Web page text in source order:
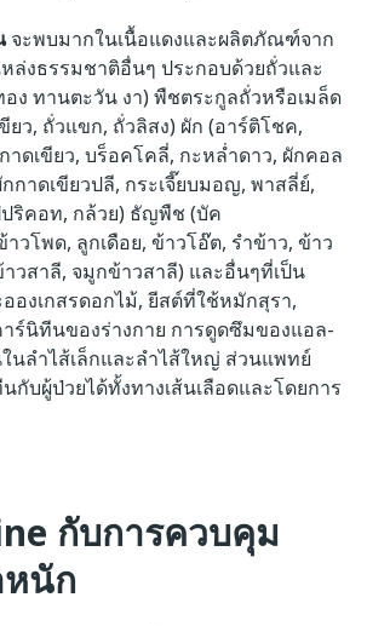
จะพบมากในเนื้อแดงและผลิตภัณฑ์จาก
ล่งธรรมชาติอื่นๆ ประกอบด้วยถั่วและ
ง ทานตะวัน งา) พืชตระกูลถั่วหรือเมล็ด
ยว, ถั่วแขก, ถั่วลิสง) ผัก (อาร์ติโชค,
าดเขียว, บร็อคโคลี่, กะหล่ำดาว, ผักคอล
กาดเขียวปลี, กระเจี๊ยบมอญ, พาสลี่ย์,
ริคอท, กล้วย) ธัญพืช (บัค
วโพด, ลูกเดือย, ข้าวโอ๊ต, รำข้าว, ข้าว
วสาลี, จมูกข้าวสาลี) และอื่นๆที่เป็น
องเกสรดอกไม้, ยีสต์ที่ใช้หมักสุรา,
ร์นิทีนของร่างกาย การดูดซึมของแอล-
นลำไส้เล็กและลำไส้ใหญ่ ส่วนแพทย์
กับผู้ป่วยได้ทั้งทางเส้นเลือดและโดยการ
กับการควบคุม
นัก